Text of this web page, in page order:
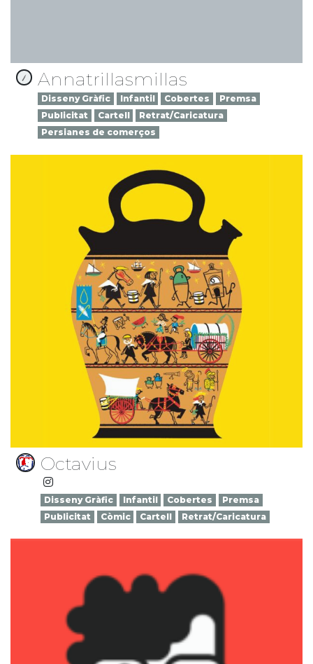
Annatrillasmillas
Disseny Gràfic Infantil Cobertes
Premsa
Publicitat
Cartell
Retrat/Caricatura
Persianes de comerços
Octavius
Disseny Gràfic Infantil Cobertes
Premsa
Publicitat
Còmic Cartell Retrat/Caricatura